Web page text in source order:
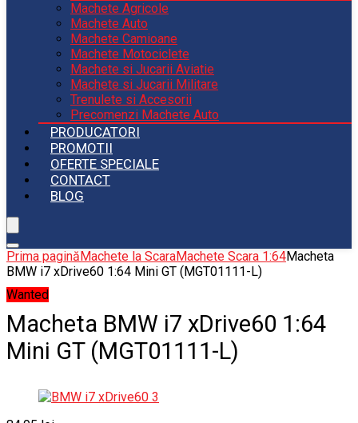
Machete Agricole
Machete Auto
Machete Camioane
Machete Motociclete
Machete si Jucarii Aviatie
Machete si Jucarii Militare
Trenulete si Accesorii
Precomenzi Machete Auto
PRODUCATORI
PROMOTII
OFERTE SPECIALE
CONTACT
BLOG
Prima paginăMachete la ScaraMachete Scara 1:64Macheta
BMW i7 xDrive60 1:64 Mini GT (MGT01111-L)
Wanted
Macheta BMW i7 xDrive60 1:64
Mini GT (MGT01111-L)